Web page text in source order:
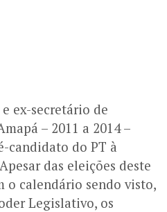
ex-secretário de
– 2011 a 2014 –
candidato do PT à
das eleições deste
o calendário sendo visto,
Legislativo, os